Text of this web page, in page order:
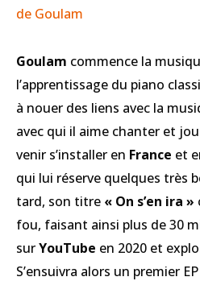
de Goulam
Goulam commence la
l’apprentissage du piano
à nouer des liens avec la
avec qui il aime chanter et
venir s’installer en France et
qui lui réserve quelques très
tard, son titre « On s’en ira »
fou, faisant ainsi plus de 30
surYouTube en 2020 et
S’ensuivra alors un premier